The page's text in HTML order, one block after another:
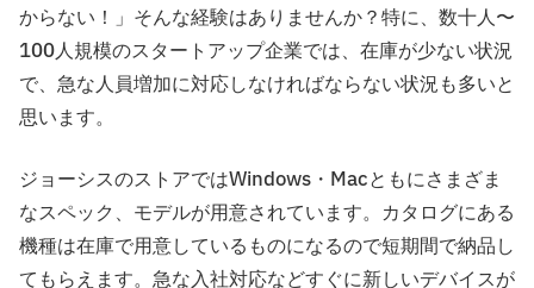
からない！」そんな経験はありませんか？特に、数十人〜
100人規模のスタートアップ企業では、在庫が少ない状況
で、急な人員増加に対応しなければならない状況も多いと
思います。
ジョーシスのストアではWindows・Macともにさまざま
なスペック、モデルが用意されています。カタログにある
機種は在庫で用意しているものになるので短期間で納品し
てもらえます。急な入社対応などすぐに新しいデバイスが